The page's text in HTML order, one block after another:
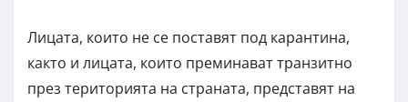
Лицата, които не се поставят под карантина,
както и лицата, които преминават транзитно
през територията на страната, представят на